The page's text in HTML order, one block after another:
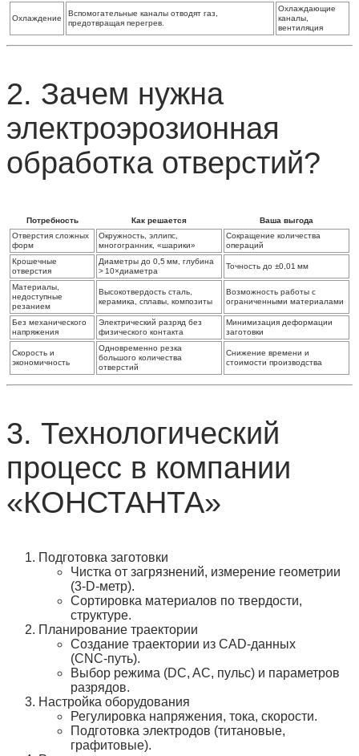
Охлаждение
Вспомогательные каналы отводят газ,
предотвращая перегрев.
Охлаждающие
каналы,
вентиляция
2. Зачем нужна
электроэрозионная
обработка отверстий?
Потребность Как решается
Ваша выгода
Отверстия сложных
форм
Окружность, эллипс,
многогранник, «шарики»
Сокращение количества
операций
Крошечные
отверстия
Диаметры до 0,5 мм, глубина
> 10×диаметра
Точность до ±0,01 мм
Материалы,
недоступные
резанием
Высокотвердость сталь,
керамика, сплавы, композиты
Возможность работы с
ограниченными материалами
Без механического
напряжения
Электрический разряд без
физического контакта
Минимизация деформации
заготовки
Скорость и
экономичность
Одновременно резка
большого количества
отверстий
Снижение времени и
стоимости производства
3. Технологический
процесс в компании
«КОНСТАНТА»
Подготовка заготовки
Чистка от загрязнений, измерение геометрии
(3‑D‑метр).
Сортировка материалов по твердости,
структуре.
Планирование траектории
Создание траектории из CAD‑данных
(CNC‑путь).
Выбор режима (DC, AC, пульс) и параметров
разрядов.
Настройка оборудования
Регулировка напряжения, тока, скорости.
Подготовка электродов (титановые,
графитовые).